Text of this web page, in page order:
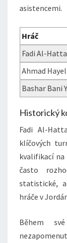
asistencemi.
Hráč
Fadi Al-
Ahmad Hayel
Bashar Bani
Historický
Fadi Al-
klíčových
kvalifikací
často
statistické,
hráče v
Během